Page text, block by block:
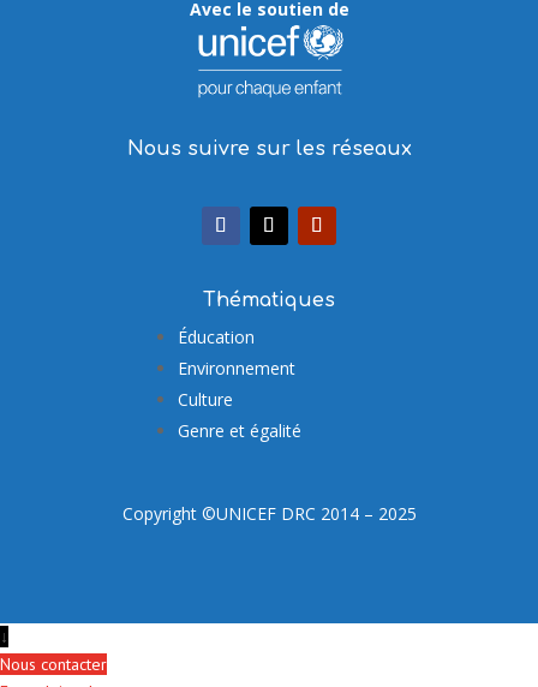
Avec le soutien de
Nous suivre sur les réseaux
Thématiques
Éducation
Environnement
Culture
Genre et égalité
Copyright ©UNICEF DRC 2014 – 2025
↓
Nous contacter